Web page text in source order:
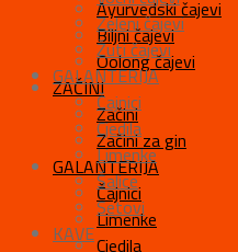
Ayurvedski čajevi
Biljni čajevi
Oolong čajevi
ZAČINI
Začini
Začini za gin
GALANTERIJA
Čajnici
Limenke
Cjedila
Zeleni čajevi
Žuti čajevi
GALANTERIJA
Čajnici
Cjedila
Limenke
Šalice
Setovi
KAVE